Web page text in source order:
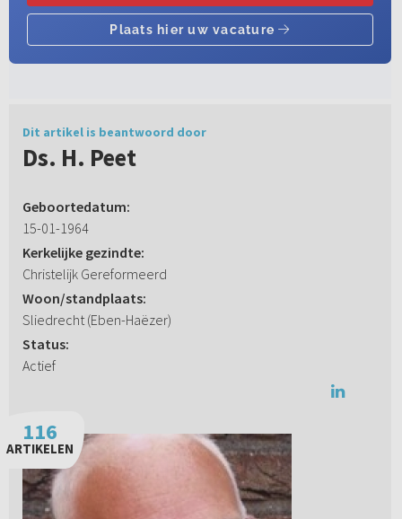
Dit artikel is beantwoord door
Ds. H. Peet
Geboortedatum:
15-01-1964
Kerkelijke gezindte:
Christelijk Gereformeerd
Woon/standplaats:
Sliedrecht (Eben-Haëzer)
Status:
Actief
116
ARTIKELEN